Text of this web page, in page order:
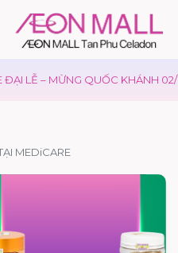
LỄ – MỪNG QUỐC KHÁNH 02/
MEDiCARE